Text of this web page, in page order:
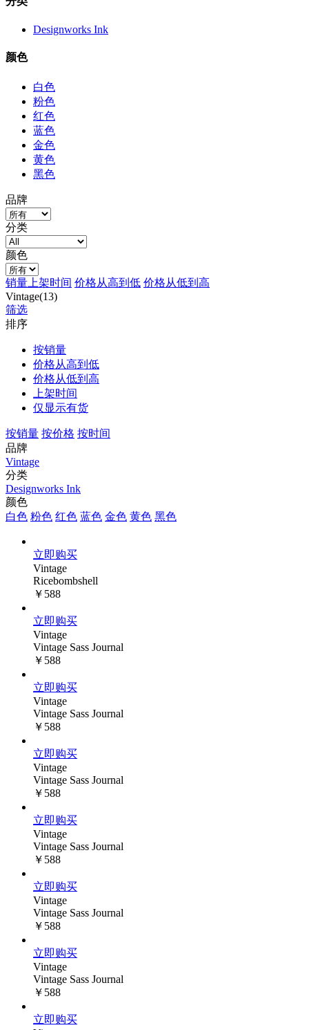
Designworks Ink
颜色
白色
粉色
红色
蓝色
金色
黄色
黑色
品牌
分类
颜色
销量 上架时间 价格从高到低 价格从低到高
Vintage(13)
筛选
排序
按销量
价格从高到低
价格从低到高
上架时间
仅显示有货
按销量 按价格 按时间
品牌
Vintage
分类
Designworks Ink
颜色
白色 粉色 红色 蓝色 金色 黄色 黑色
立即购买
Vintage
Ricebombshel​​l
￥588
立即购买
Vintage
Vintage Sass Journal
￥588
立即购买
Vintage
Vintage Sass Journal
￥588
立即购买
Vintage
Vintage Sass Journal
￥588
立即购买
Vintage
Vintage Sass Journal
￥588
立即购买
Vintage
Vintage Sass Journal
￥588
立即购买
Vintage
Vintage Sass Journal
￥588
立即购买